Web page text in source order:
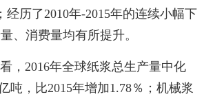
经历了2010年-2015年的连续小幅下
、消费量均有所提升。
，2016年全球纸浆总生产量中化
吨，比2015年增加1.78％；机械浆